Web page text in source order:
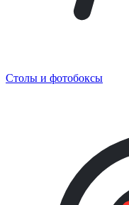
Столы и фотобоксы